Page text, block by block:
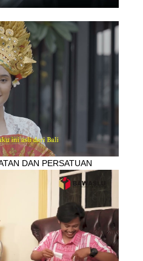
DAN PERSATUAN